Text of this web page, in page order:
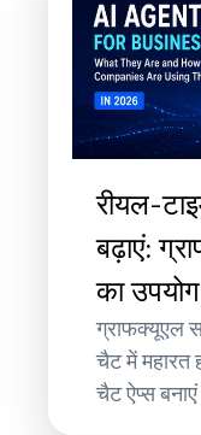
रीयल-
बढ़ाएं:
का
ग्राफक्यूएल
चैट में
चैट ऐप्स